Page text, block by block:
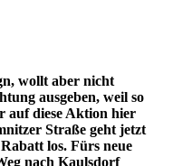
wollt aber nicht
ausgeben, weil so
auf diese Aktion hier
Straße geht jetzt
los. Fürs neue
nach Kaulsdorf